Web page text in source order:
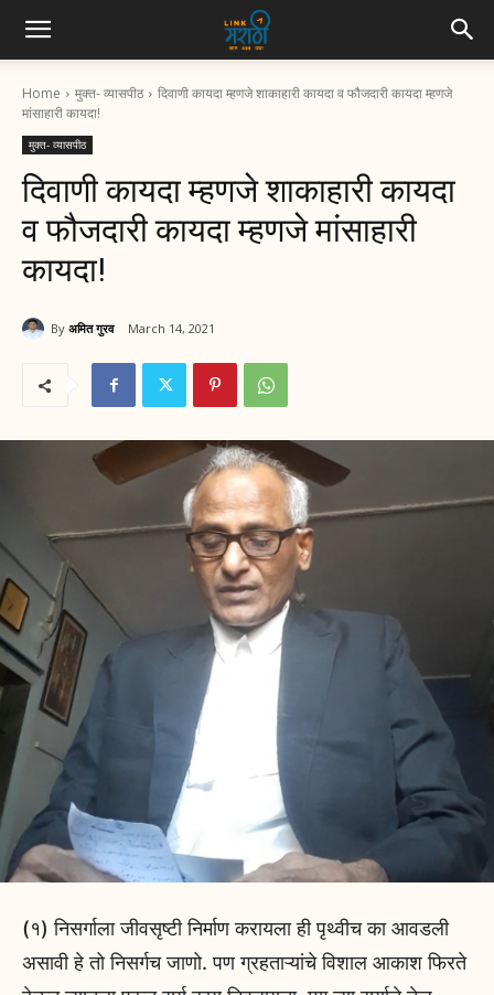
Home मुक्त- व्यासपीठ
दिवाणी कायदा म्हणजे शाकाहारी कायदा व फौजदारी कायदा म्हणजे
मांसाहारी कायदा!
मुक्त- व्यासपीठ
दिवाणी कायदा म्हणजे शाकाहारी कायदा
व फौजदारी कायदा म्हणजे मांसाहारी
कायदा!
By अमित गुरव March 14, 2021
(१) निसर्गाला जीवसृष्टी निर्माण करायला ही पृथ्वीच का आवडली
असावी हे तो निसर्गच जाणो. पण ग्रहताऱ्यांचे विशाल आकाश फिरते